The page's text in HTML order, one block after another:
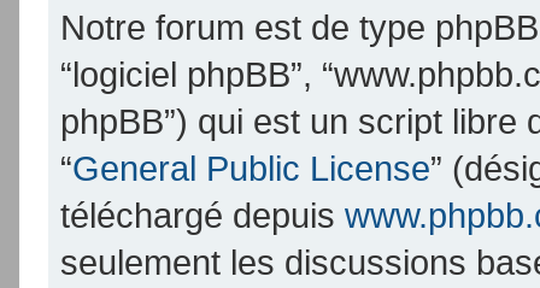
Notre forum est de type phpBB
“logiciel phpBB”,
phpBB”) qui est un script
“General Public License”
téléchargé depuis
seulement les discussions